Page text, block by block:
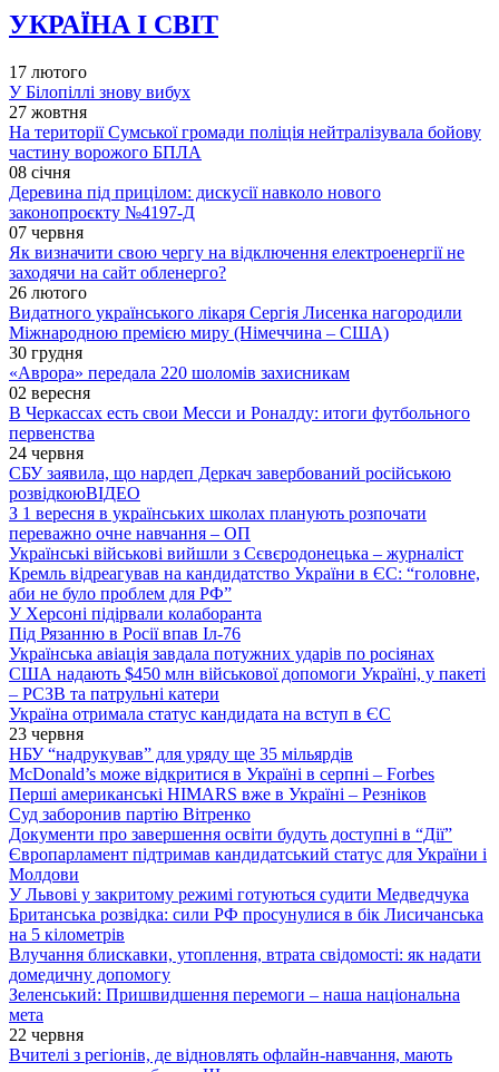
УКРАЇНА І СВІТ
17 лютого
У Білопіллі знову вибух
27 жовтня
На території Сумської громади поліція нейтралізувала бойову
частину ворожого БПЛА
08 січня
Деревина під прицілом: дискусії навколо нового
законопроєкту №4197-Д
07 червня
Як визначити свою чергу на відключення електроенергії не
заходячи на сайт обленерго?
26 лютого
Видатного українського лікаря Сергія Лисенка нагородили
Міжнародною премією миру (Німеччина – США)
30 грудня
«Аврора» передала 220 шоломів захисникам
02 вересня
В Черкассах есть свои Месси и Роналду: итоги футбольного
первенства
24 червня
СБУ заявила, що нардеп Деркач завербований російською
розвідкоюВІДЕО
З 1 вересня в українських школах планують розпочати
переважно очне навчання – ОП
Українські військові вийшли з Сєвєродонецька – журналіст
Кремль відреагував на кандидатство України в ЄС: “головне,
аби не було проблем для РФ”
У Херсоні підірвали колаборанта
Під Рязанню в Росії впав Іл-76
Українська авіація завдала потужних ударів по росіянах
США надають $450 млн військової допомоги Україні, у пакеті
– РСЗВ та патрульні катери
Україна отримала статус кандидата на вступ в ЄС
23 червня
НБУ “надрукував” для уряду ще 35 мільярдів
McDonald’s може відкритися в Україні в серпні – Forbes
Перші американські HIMARS вже в Україні – Резніков
Суд заборонив партію Вітренко
Документи про завершення освіти будуть доступні в “Дії”
Європарламент підтримав кандидатський статус для України і
Молдови
У Львові у закритому режимі готуються судити Медведчука
Британська розвідка: сили РФ просунулися в бік Лисичанська
на 5 кілометрів
Влучання блискавки, утоплення, втрата свідомості: як надати
домедичну допомогу
Зеленський: Пришвидшення перемоги – наша національна
мета
22 червня
Вчителі з регіонів, де відновлять офлайн-навчання, мають